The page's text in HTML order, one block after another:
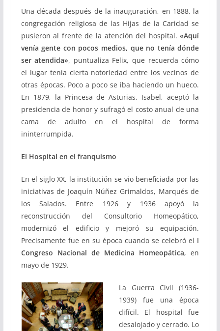
Una década después de la inauguración, en 1888, la
congregación religiosa de las Hijas de la Caridad se
pusieron al frente de la atención del hospital.«Aquí
venía gente con pocos medios, que no tenía dónde
ser atendida», puntualiza Felix, que recuerda cómo
el lugar tenía cierta notoriedad entre los vecinos de
otras épocas. Poco a poco se iba haciendo un hueco.
En 1879, la Princesa de Asturias, Isabel, aceptó la
presidencia de honor y sufragó el costo anual de una
cama de adulto en el hospital de forma
ininterrumpida.
El Hospital en el franquismo
En el siglo XX, la institución se vio beneficiada por las
iniciativas de Joaquín Núñez Grimaldos, Marqués de
los Salados. Entre 1926 y 1936 apoyó la
reconstrucción del Consultorio Homeopático,
modernizó el edificio y mejoró su equipación.
Precisamente fue en su época cuando se celebró el I
Congreso Nacional de Medicina Homeopática, en
mayo de 1929.
La Guerra Civil (1936-
1939) fue una época
difícil. El hospital fue
desalojado y cerrado. Lo